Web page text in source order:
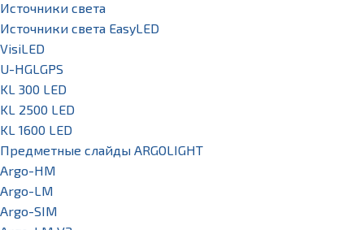
Источники света
Источники света EasyLED
VisiLED
U-HGLGPS
KL 300 LED
KL 2500 LED
KL 1600 LED
Предметные слайды ARGOLIGHT
Argo-HM
Argo-LM
Argo-SIM